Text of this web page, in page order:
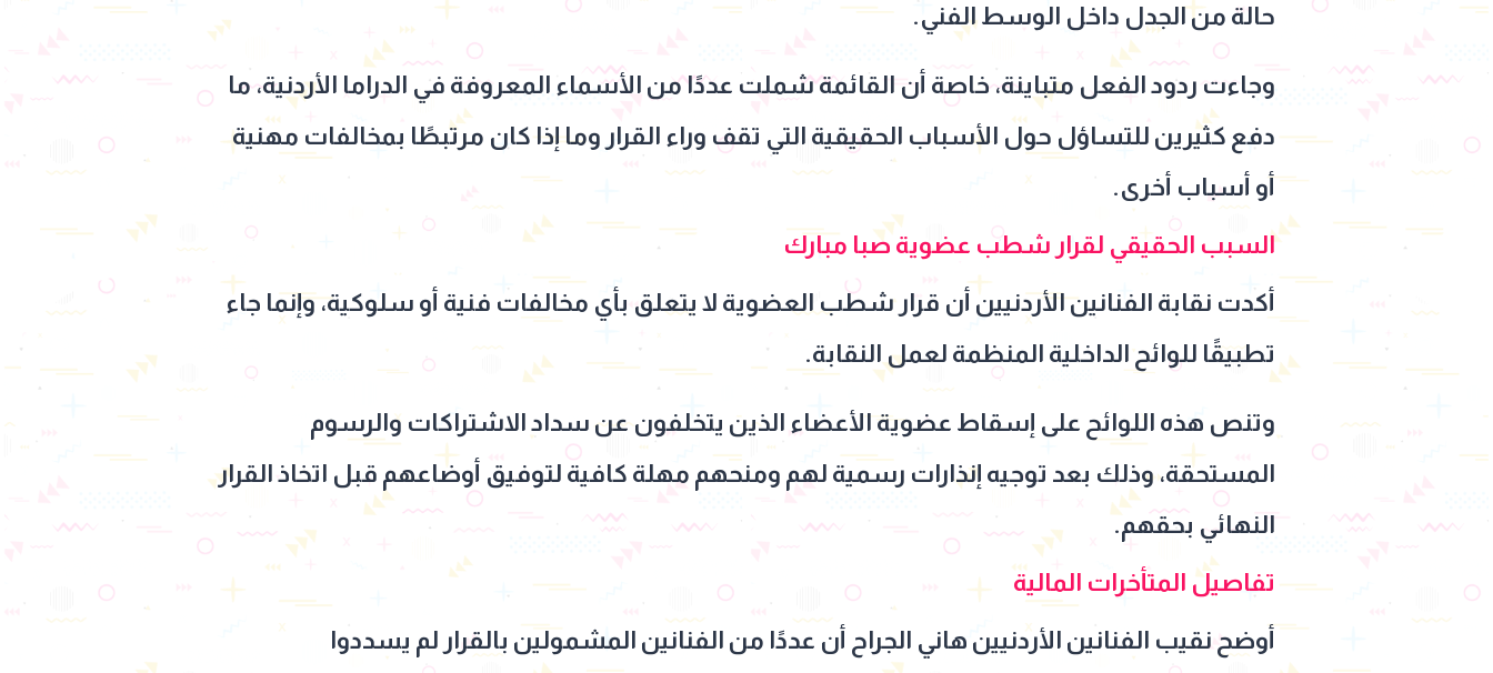
حالة من الجدل داخل الوسط الفني.
وجاءت ردود الفعل متباينة، خاصة أن القائمة شملت عددًا من الأسماء المعروفة في الدراما الأردنية، ما
دفع كثيرين للتساؤل حول الأسباب الحقيقية التي تقف وراء القرار وما إذا كان مرتبطًا بمخالفات مهنية
أو أسباب أخرى.
السبب الحقيقي لقرار شطب عضوية صبا مبارك
أكدت نقابة الفنانين الأردنيين أن قرار شطب العضوية لا يتعلق بأي مخالفات فنية أو سلوكية، وإنما جاء
تطبيقًا للوائح الداخلية المنظمة لعمل النقابة.
وتنص هذه اللوائح على إسقاط عضوية الأعضاء الذين يتخلفون عن سداد الاشتراكات والرسوم
المستحقة، وذلك بعد توجيه إنذارات رسمية لهم ومنحهم مهلة كافية لتوفيق أوضاعهم قبل اتخاذ القرار
النهائي بحقهم.
تفاصيل المتأخرات المالية
أوضح نقيب الفنانين الأردنيين هاني الجراح أن عددًا من الفنانين المشمولين بالقرار لم يسددوا